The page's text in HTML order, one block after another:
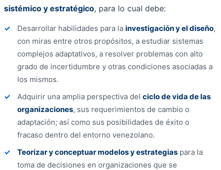
sistémico y estratégico, para lo cual debe:
Desarrollar habilidades para lainvestigación y el diseño,
con miras entre otros propósitos, a estudiar sistemas
complejos adaptativos, a resolver problemas con alto
grado de incertidumbre y otras condiciones asociadas a
los mismos.
Adquirir una amplia perspectiva delciclo de vida de las
organizaciones, sus requerimientos de cambio o
adaptación; así como sus posibilidades de éxito o
fracaso dentro del entorno venezolano.
Teorizar y conceptuar modelos y estrategias para la
toma de decisiones en organizaciones que se